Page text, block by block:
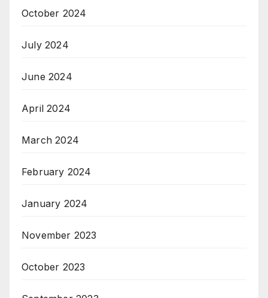
October 2024
July 2024
June 2024
April 2024
March 2024
February 2024
January 2024
November 2023
October 2023